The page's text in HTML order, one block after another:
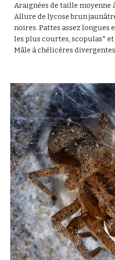
Araignées de taille moyenne
Allure de lycose brun
noires. Pattes assez longues
les plus courtes, scopulas*
Mâle à chélicères